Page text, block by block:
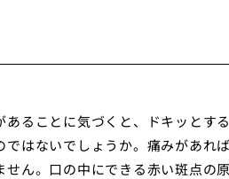
ることに気づくと、ドキッとする
はないでしょうか。痛みがあれ
ん。口の中にできる赤い斑点の